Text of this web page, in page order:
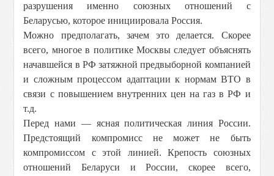
разрушения именно союзных отношений с
Беларусью, которое инициировала Россия.
Можно предполагать, зачем это делается. Скорее
всего, многое в политике Москвы следует объяснять
начавшейся в РФ затяжной предвыборной компанией
и сложным процессом адаптации к нормам ВТО в
связи с повышением внутренних цен на газ в РФ и
т.д.
Перед нами — ясная политическая линия России.
Предстоящий компромисс не может не быть
компромиссом с этой линией. Крепость союзных
отношений Беларуси и России, скорее всего,